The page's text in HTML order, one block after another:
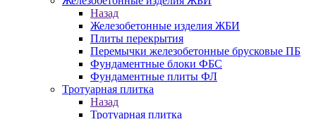
Назад
Железобетонные изделия ЖБИ
Плиты перекрытия
Перемычки железобетонные брусковые ПБ
Фундаментные блоки ФБС
Фундаментные плиты ФЛ
Тротуарная плитка
Назад
Тротуарная плитка